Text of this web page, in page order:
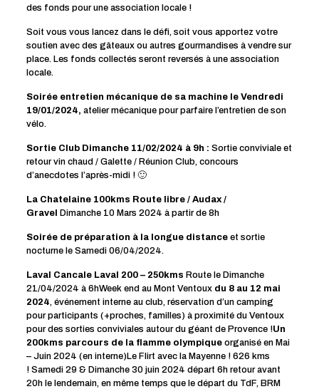
des fonds pour une association locale !
Soit vous vous lancez dans le défi, soit vous apportez votre
soutien avec des gâteaux ou autres gourmandises à vendre sur
place. Les fonds collectés seront reversés à une association
locale.
Soirée entretien mécanique de sa machine le Vendredi
19/01/2024, atelier mécanique pour parfaire l’entretien de son
vélo.
Sortie Club Dimanche 11/02/2024 à 9h : Sortie conviviale et
retour vin chaud / Galette / Réunion Club, concours
d’anecdotes l’après-midi ! 🙂
La Chatelaine 100kms Route libre / Audax /
Gravel
Dimanche 10 Mars 2024 à partir de 8h
Soirée de préparation à la longue distanceet sortie
nocturne le Samedi 06/04/2024.
Laval Cancale Laval 200 – 250kms Route le Dimanche
21/04/2024 à 6hWeek end au Mont Ventouxdu 8 au 12 mai
2024, événement interne au club, réservation d’un camping
pour participants (+proches, familles) à proximité du Ventoux
pour des sorties conviviales autour du géant de Provence !Un
200kms parcours de la flamme olympiqueorganisé en Mai
– Juin 2024 (en interne)Le Flirt avec la Mayenne ! 626 kms
! Samedi 29 & Dimanche 30 juin 2024 départ 6h retour avant
20h le lendemain, en même temps que le départ du TdF, BRM